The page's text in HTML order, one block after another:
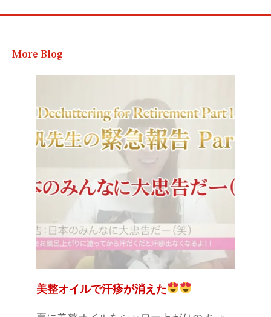
More Blog
美整オイルで汗疹が消えた